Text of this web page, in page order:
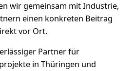
wir gemeinsam mit Industrie,
einen konkreten Beitrag
vor Ort.
Partner für
in Thüringen und